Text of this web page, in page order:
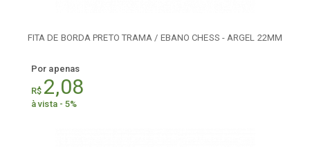
FITA DE BORDA PRETO TRAMA / EBANO CHESS - ARGEL 22MM
Por apenas
R$ 2,08
à vista - 5%